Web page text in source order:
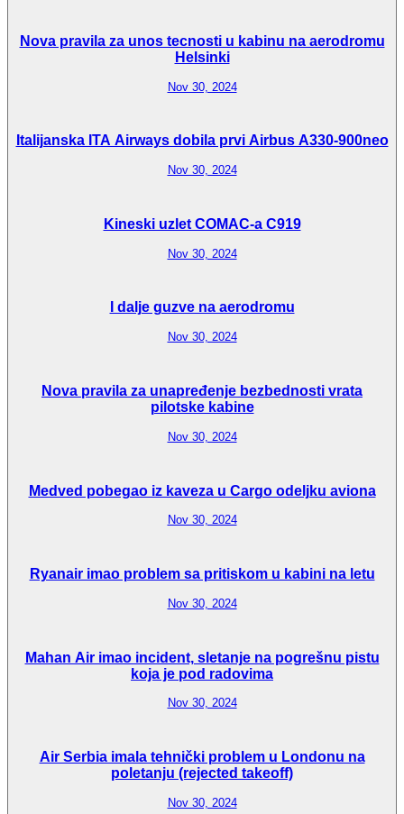
Nova pravila za unos tecnosti u kabinu na aerodromu
Helsinki
Nov 30, 2024
Italijanska ITA Airways dobila prvi Airbus A330-900neo
Nov 30, 2024
Kineski uzlet COMAC-a C919
Nov 30, 2024
I dalje guzve na aerodromu
Nov 30, 2024
Nova pravila za unapređenje bezbednosti vrata
pilotske kabine
Nov 30, 2024
Medved pobegao iz kaveza u Cargo odeljku aviona
Nov 30, 2024
Ryanair imao problem sa pritiskom u kabini na letu
Nov 30, 2024
Mahan Air imao incident, sletanje na pogrešnu pistu
koja je pod radovima
Nov 30, 2024
Air Serbia imala tehnički problem u Londonu na
poletanju (rejected takeoff)
Nov 30, 2024